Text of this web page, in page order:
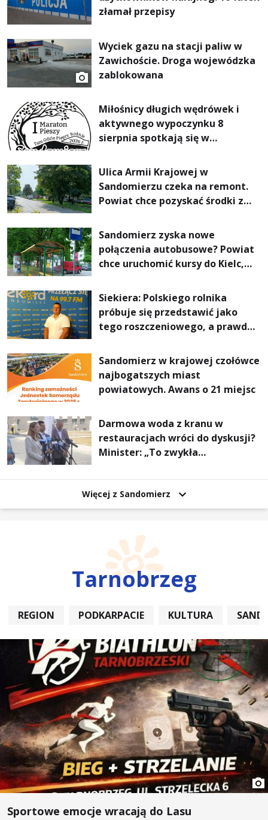
złamał przepisy
Wyciek gazu na stacji paliw w
Zawichoście. Droga wojewódzka
zablokowana
Miłośnicy długich wędrówek i
aktywnego wypoczynku 8
sierpnia spotkają się w
Pieszym „Tam Gdzie Pieprz
Rośnie”
Ulica Armii Krajowej w
Sandomierzu czeka na remont.
Powiat chce pozyskać środki z
Dróg
Sandomierz zyska nowe
połączenia autobusowe? Powiat
chce uruchomić kursy do Kielc,
Siekiera: Polskiego rolnika
próbuje się przedstawić jako
tego roszczeniowego, a prawda
Sandomierz w krajowej czołówce
najbogatszych miast
powiatowych. Awans o 21 miejsc
Darmowa woda z kranu w
restauracjach wróci do dyskusji?
Minister: „To zwykła
Więcej z Sandomierz
Tarnobrzeg
REGION PODKARPACIE KULTURA
Sportowe emocje wracają do Lasu